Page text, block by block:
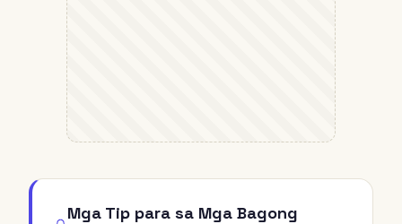
Mga Tip para sa Mga Bagong